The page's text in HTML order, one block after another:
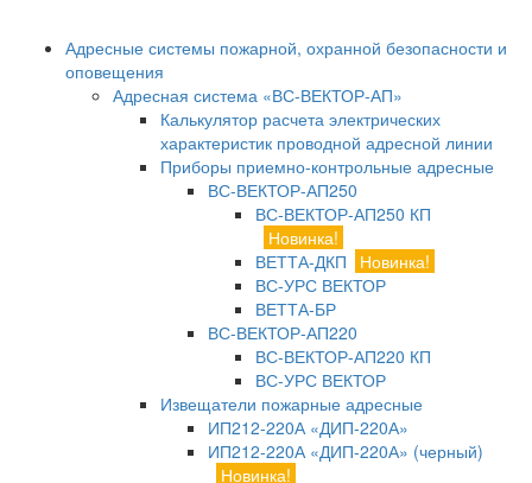
Адресные системы пожарной, охранной безопасности и
оповещения
Адресная система «ВС-ВЕКТОР-АП»
Калькулятор расчета электрических
характеристик проводной адресной линии
Приборы приемно-контрольные адресные
ВС-ВЕКТОР-АП250
ВС-ВЕКТОР-АП250 КП
Новинка!
ВЕТТА-ДКП
Новинка!
ВС-УРС ВЕКТОР
ВЕТТА-БР
ВС-ВЕКТОР-АП220
ВС-ВЕКТОР-АП220 КП
ВС-УРС ВЕКТОР
Извещатели пожарные адресные
ИП212-220А «ДИП-220А»
ИП212-220А «ДИП-220А» (черный)
Новинка!